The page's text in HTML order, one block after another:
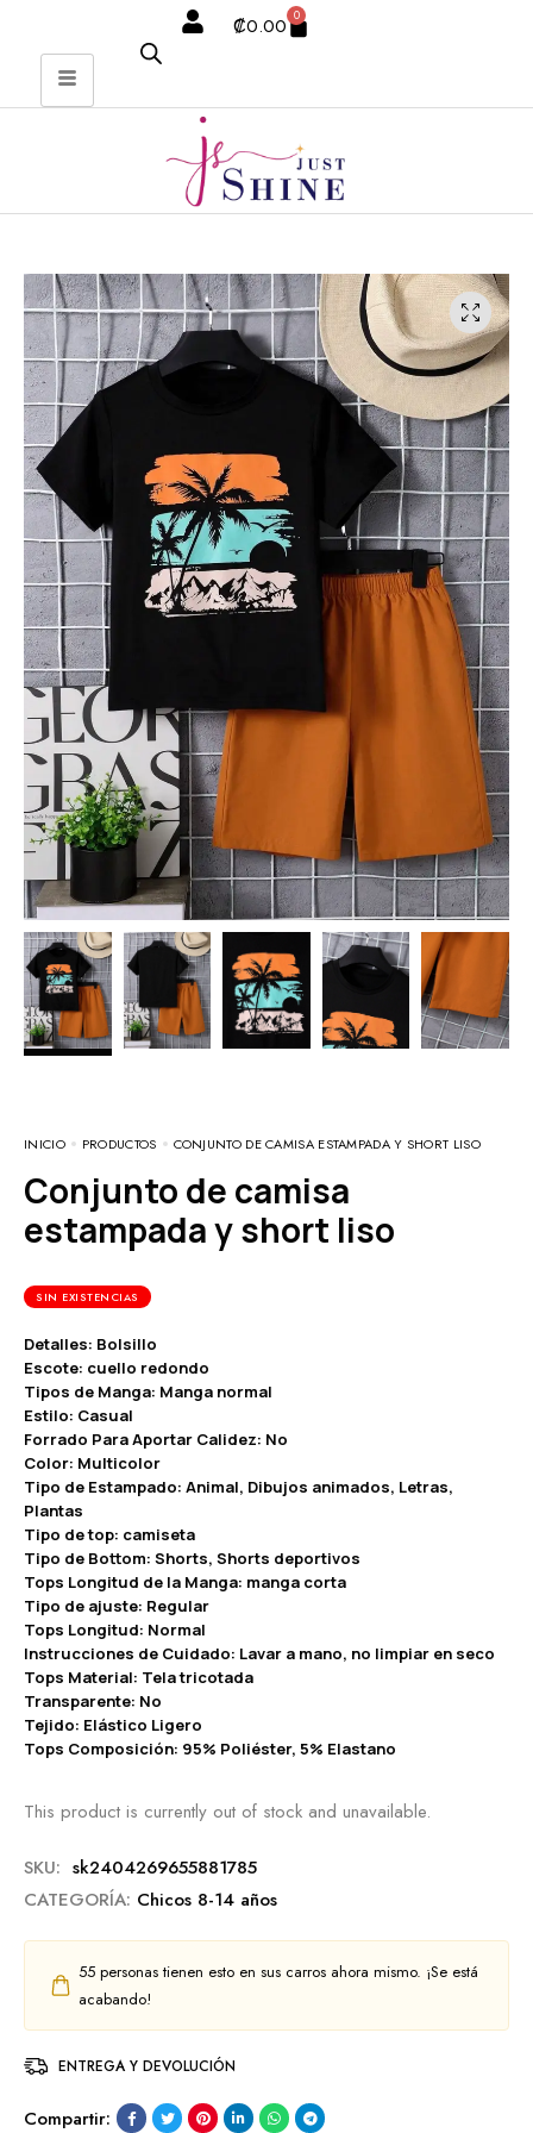
₡0.00 0
INICIO PRODUCTOS CONJUNTO DE CAMISA ESTAMPADA Y SHORT LISO
Conjunto de camisa
estampada y short liso
SIN EXISTENCIAS
Detalles: Bolsillo
Escote: cuello redondo
Tipos de Manga: Manga normal
Estilo: Casual
Forrado Para Aportar Calidez: No
Color: Multicolor
Tipo de Estampado: Animal, Dibujos animados, Letras,
Plantas
Tipo de top: camiseta
Tipo de Bottom: Shorts, Shorts deportivos
Tops Longitud de la Manga: manga corta
Tipo de ajuste: Regular
Tops Longitud: Normal
Instrucciones de Cuidado: Lavar a mano, no limpiar en seco
Tops Material: Tela tricotada
Transparente: No
Tejido: Elástico Ligero
Tops Composición: 95% Poliéster, 5% Elastano
This product is currently out of stock and unavailable.
SKU: sk2404269655881785
CATEGORÍA: Chicos 8-14 años
55 personas tienen esto en sus carros ahora mismo. ¡Se está
acabando!
ENTREGA Y DEVOLUCIÓN
Compartir: